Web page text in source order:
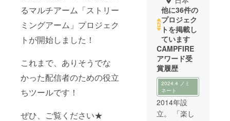
るマルチアーム「ストリー
ミングアーム」プロジェク
トが開始しました！
これまで、ありそうでな
かった配信者のための役立
ちツールです！
ぜひ、ご覧ください★
他に36件の
プロジェク
トを掲載し
ています
CAMPFIRE
アワード受
賞履歴
2024.4 ノミ
ネート
2014年設
立。 「楽し